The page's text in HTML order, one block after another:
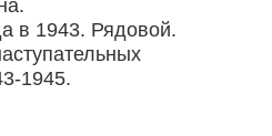
в 1943. Рядовой.
1945.